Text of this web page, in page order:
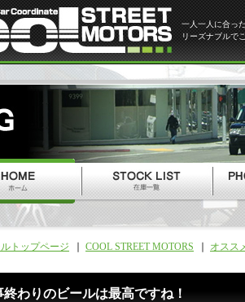
一人一人に合っ
リーズナブルで
トップページ COOL STREET MOTORS オスス
わりのビールは最高ですね！